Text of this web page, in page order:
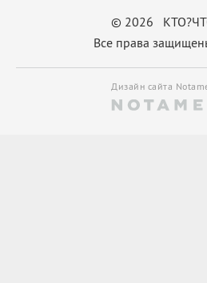
© 2026
Все права
Дизайн сайта